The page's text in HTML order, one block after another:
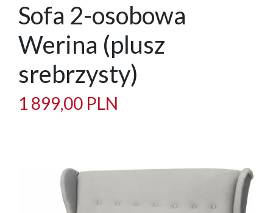
Sofa 2-osobowa
Werina (plusz
srebrzysty)
1 899,00 PLN